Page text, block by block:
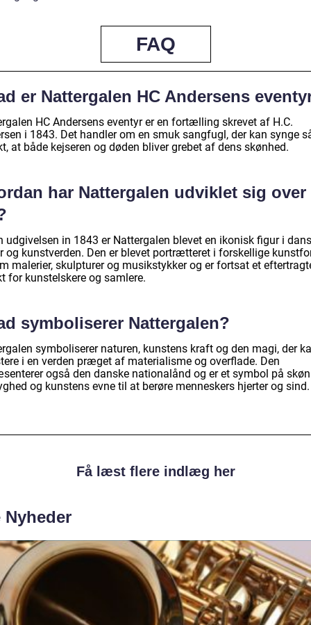
FAQ
er Nattergalen HC Andersens
HC Andersens eventyr er en fortælling skrevet af H.C.
i 1843. Det handler om en smuk sangfugl, der kan synge
at både kejseren og døden bliver grebet af dens skønhed.
har Nattergalen udviklet sig over
udgivelsen in 1843 er Nattergalen blevet en ikonisk figur i
og kunstverden. Den er blevet portrætteret i forskellige
malerier, skulpturer og musikstykker og er fortsat et
for kunstelskere og samlere.
symboliserer Nattergalen?
symboliserer naturen, kunstens kraft og den magi, der
i en verden præget af materialisme og overflade. Den
også den danske nationalånd og er et symbol på
og kunstens evne til at berøre menneskers hjerter og sind.
Få læst flere indlæg her
Nyheder